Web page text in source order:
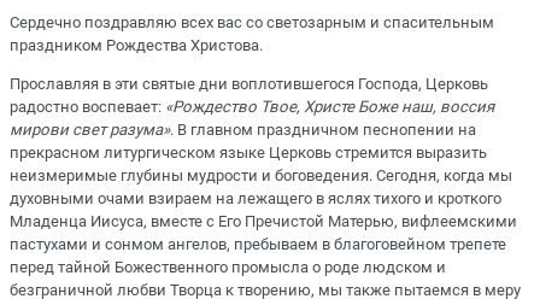
Сердечно поздравляю всех вас со светозарным и спасительным
праздником Рождества Христова.
Прославляя в эти святые дни воплотившегося Господа, Церковь
радостно воспевает: «Рождество Твое, Христе Боже наш, воссия
мирови свет разума». В главном праздничном песнопении на
прекрасном литургическом языке Церковь стремится выразить
неизмеримые глубины мудрости и боговедения. Сегодня, когда мы
духовными очами взираем на лежащего в яслях тихого и кроткого
Младенца Иисуса, вместе с Его Пречистой Матерью, вифлеемскими
пастухами и сонмом ангелов, пребываем в благоговейном трепете
перед тайной Божественного промысла о роде людском и
безграничной любви Творца к творению, мы также пытаемся в меру